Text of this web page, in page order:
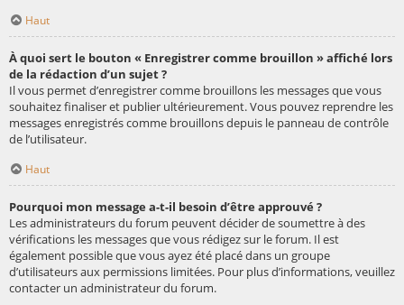
Haut
À quoi sert le bouton « Enregistrer comme brouillon » affiché lors
de la rédaction d’un sujet ?
Il vous permet d’enregistrer comme brouillons les messages que vous
souhaitez finaliser et publier ultérieurement. Vous pouvez reprendre les
messages enregistrés comme brouillons depuis le panneau de contrôle
de l’utilisateur.
Haut
Pourquoi mon message a-t-il besoin d’être approuvé ?
Les administrateurs du forum peuvent décider de soumettre à des
vérifications les messages que vous rédigez sur le forum. Il est
également possible que vous ayez été placé dans un groupe
d’utilisateurs aux permissions limitées. Pour plus d’informations, veuillez
contacter un administrateur du forum.